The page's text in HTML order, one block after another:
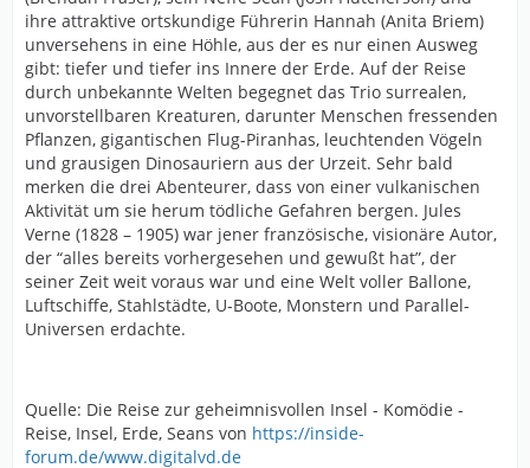
ihre attraktive ortskundige Führerin Hannah (Anita Briem)
unversehens in eine Höhle, aus der es nur einen Ausweg
gibt: tiefer und tiefer ins Innere der Erde. Auf der Reise
durch unbekannte Welten begegnet das Trio surrealen,
unvorstellbaren Kreaturen, darunter Menschen fressenden
Pflanzen, gigantischen Flug-Piranhas, leuchtenden Vögeln
und grausigen Dinosauriern aus der Urzeit. Sehr bald
merken die drei Abenteurer, dass von einer vulkanischen
Aktivität um sie herum tödliche Gefahren bergen. Jules
Verne (1828 – 1905) war jener französische, visionäre Autor,
der “alles bereits vorhergesehen und gewußt hat”, der
seiner Zeit weit voraus war und eine Welt voller Ballone,
Luftschiffe, Stahlstädte, U-Boote, Monstern und Parallel-
Universen erdachte.
Quelle: Die Reise zur geheimnisvollen Insel - Komödie -
Reise, Insel, Erde, Seans von https://inside-
forum.de/www.digitalvd.de